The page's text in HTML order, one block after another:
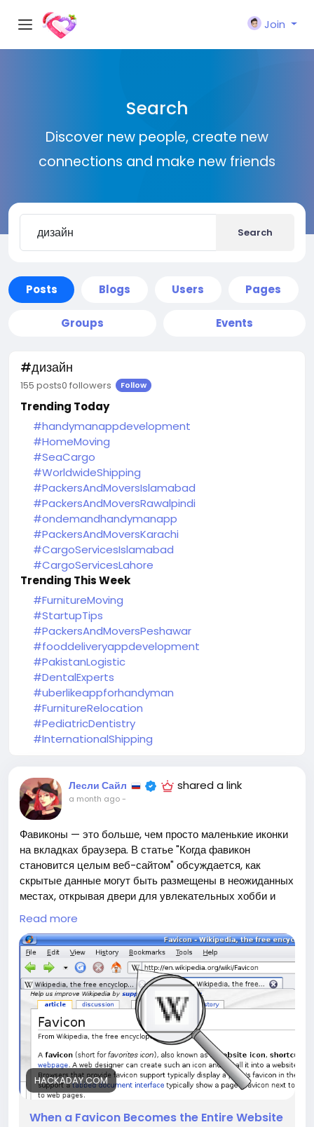
Join
Search
Discover new people, create new
connections and make new friends
Search
Posts Blogs Users Pages
Groups Events
#дизайн
155 posts0 followers Follow
Trending Today
#handymanappdevelopment
#HomeMoving
#SeaCargo
#WorldwideShipping
#PackersAndMoversIslamabad
#PackersAndMoversRawalpindi
#ondemandhandymanapp
#PackersAndMoversKarachi
#CargoServicesIslamabad
#CargoServicesLahore
Trending This Week
#FurnitureMoving
#StartupTips
#PackersAndMoversPeshawar
#fooddeliveryappdevelopment
#PakistanLogistic
#DentalExperts
#uberlikeappforhandyman
#FurnitureRelocation
#PediatricDentistry
#InternationalShipping
Лесли Сайл shared a link
a month ago-
Фавиконы — это больше, чем просто маленькие иконки
на вкладках браузера. В статье "Когда фавикон
становится целым веб-сайтом" обсуждается, как
скрытые данные могут быть размещены в неожиданных
местах, открывая двери для увлекательных хобби и
даже профессиональных карьер.
Например, Тим Веарл использует фавиконы для
создания оригинального контента, который может
удивить пользователей. Это напоминает мне, как важно
обращать внимание на детали: иногда самые
крошечные элементы могут преобразить ваше
восприятие.
Попробуйте поэкспериментировать с фавиконами на
вашем сайте! Это простой способ добавить
креативности и индивидуальности. Как вы используете
малоизвестные элементы для улучшения своего
контента?
Read more
HACKADAY.COM
When a Favicon Becomes the Entire Website